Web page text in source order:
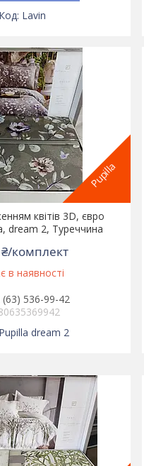
Lavin
Pupilla
квітів 3D, євро
dream 2, Туреччина
комплект
в наявності
(63) 536-99-42
Pupilla dream 2